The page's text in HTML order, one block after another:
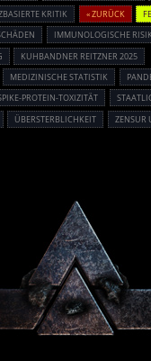
KRITIK « ZURÜCK
IMMUNOLOGISCHE
KUHBANDNER REITZNER 2025
MEDIZINISCHE STATISTIK
PROTEIN-TOXIZITÄT
ÜBERSTERBLICHKEIT ZENSUR
Powered By :